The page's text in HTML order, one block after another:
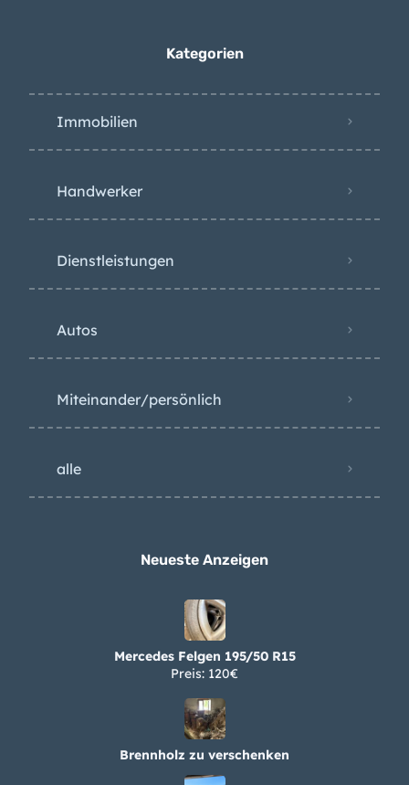
Kategorien
Immobilien
Handwerker
Dienstleistungen
Autos
Miteinander/persönlich
alle
Neueste Anzeigen
Mercedes Felgen 195/50 R15
Preis: 120€
Brennholz zu verschenken